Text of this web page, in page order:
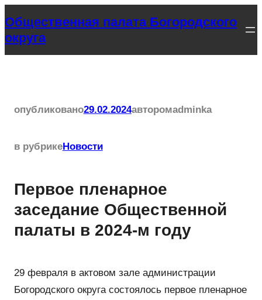
к
содержимому
Общественная палата Богородского
округа
опубликовано29.02.2024авторомadminka
в рубрикеНовости
Первое пленарное
заседание Общественной
палаты в 2024-м году
29 февраля в актовом зале администрации
Богородского округа состоялось первое пленарное